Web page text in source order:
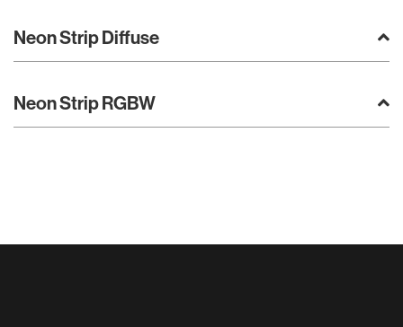
Neon Strip Diffuse
Neon Strip RGBW